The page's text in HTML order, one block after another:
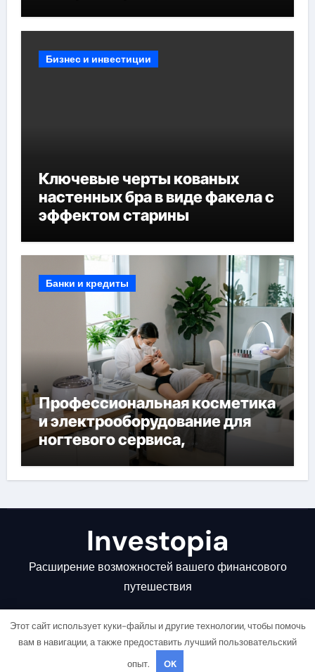
Бизнес и инвестиции
Ключевые черты кованых
настенных бра в виде факела с
эффектом старины
Банки и кредиты
Профессиональная косметика
и электрооборудование для
ногтевого сервиса,
наращивания ресниц и
депиляции
Investopia
Расширение возможностей вашего финансового
путешествия
Copyright © All rights reserved |
Этот сайт использует куки-файлы и другие технологии, чтобы помочь
вам в навигации, а также предоставить лучший пользовательский
опыт.
OK